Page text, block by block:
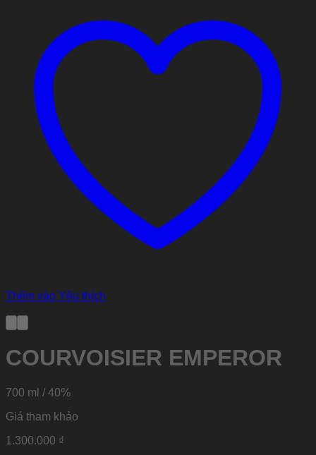
Thêm vào Yêu thích
COURVOISIER EMPEROR
700 ml / 40%
Giá tham khảo
1.300.000 ₫